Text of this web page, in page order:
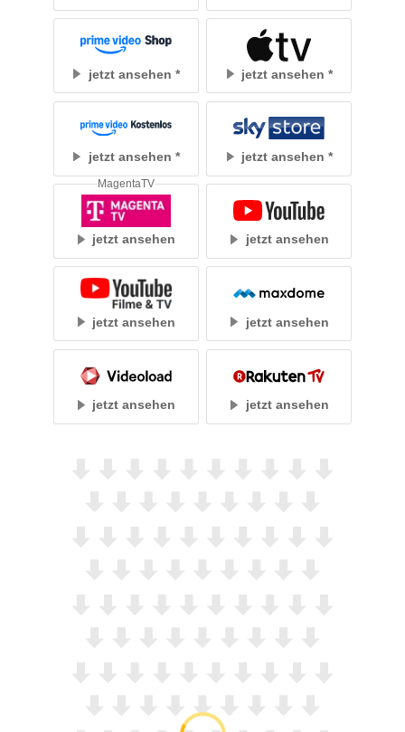
jetzt ansehen jetzt ansehen
jetzt ansehen jetzt ansehen
jetzt ansehen
MagentaTV
jetzt ansehen
jetzt ansehen jetzt ansehen
jetzt ansehen jetzt ansehen